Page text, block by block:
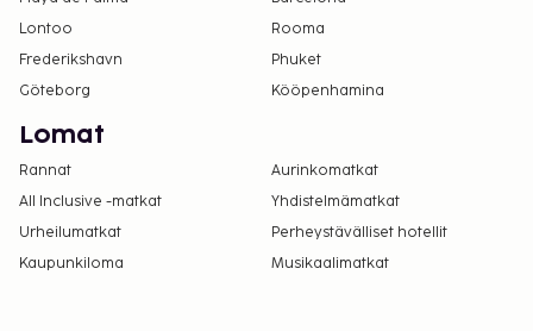
Lontoo
Rooma
Frederikshavn
Phuket
Göteborg
Kööpenhamina
Lomat
Rannat
Aurinkomatkat
All Inclusive -matkat
Yhdistelmämatkat
Urheilumatkat
Perheystävälliset hotellit
Kaupunkiloma
Musikaalimatkat